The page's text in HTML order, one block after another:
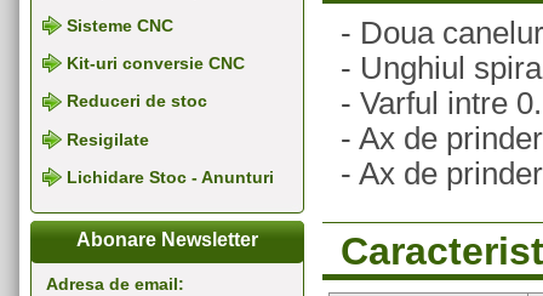
Sisteme CNC
Kit-uri conversie CNC
Reduceri de stoc
Resigilate
Lichidare Stoc - Anunturi
Abonare Newsletter
Adresa de email:
- Doua
- Unghiul
- Varful intre
- Ax de
- Ax de